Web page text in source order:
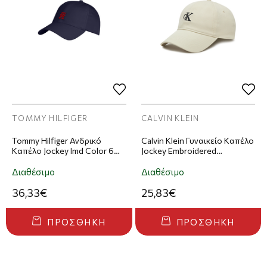
TOMMY HILFIGER
Tommy Hilfiger Ανδρικό
Καπέλο Jockey Imd Color 6
Διαθέσιμο
36,33€
ΠΡΟΣΘΉΚΗ
CALVIN KLEIN
Calvin Klein Γυναικείο Καπέλο
Jockey Embroidered
Διαθέσιμο
25,83€
ΠΡΟΣΘΉΚΗ